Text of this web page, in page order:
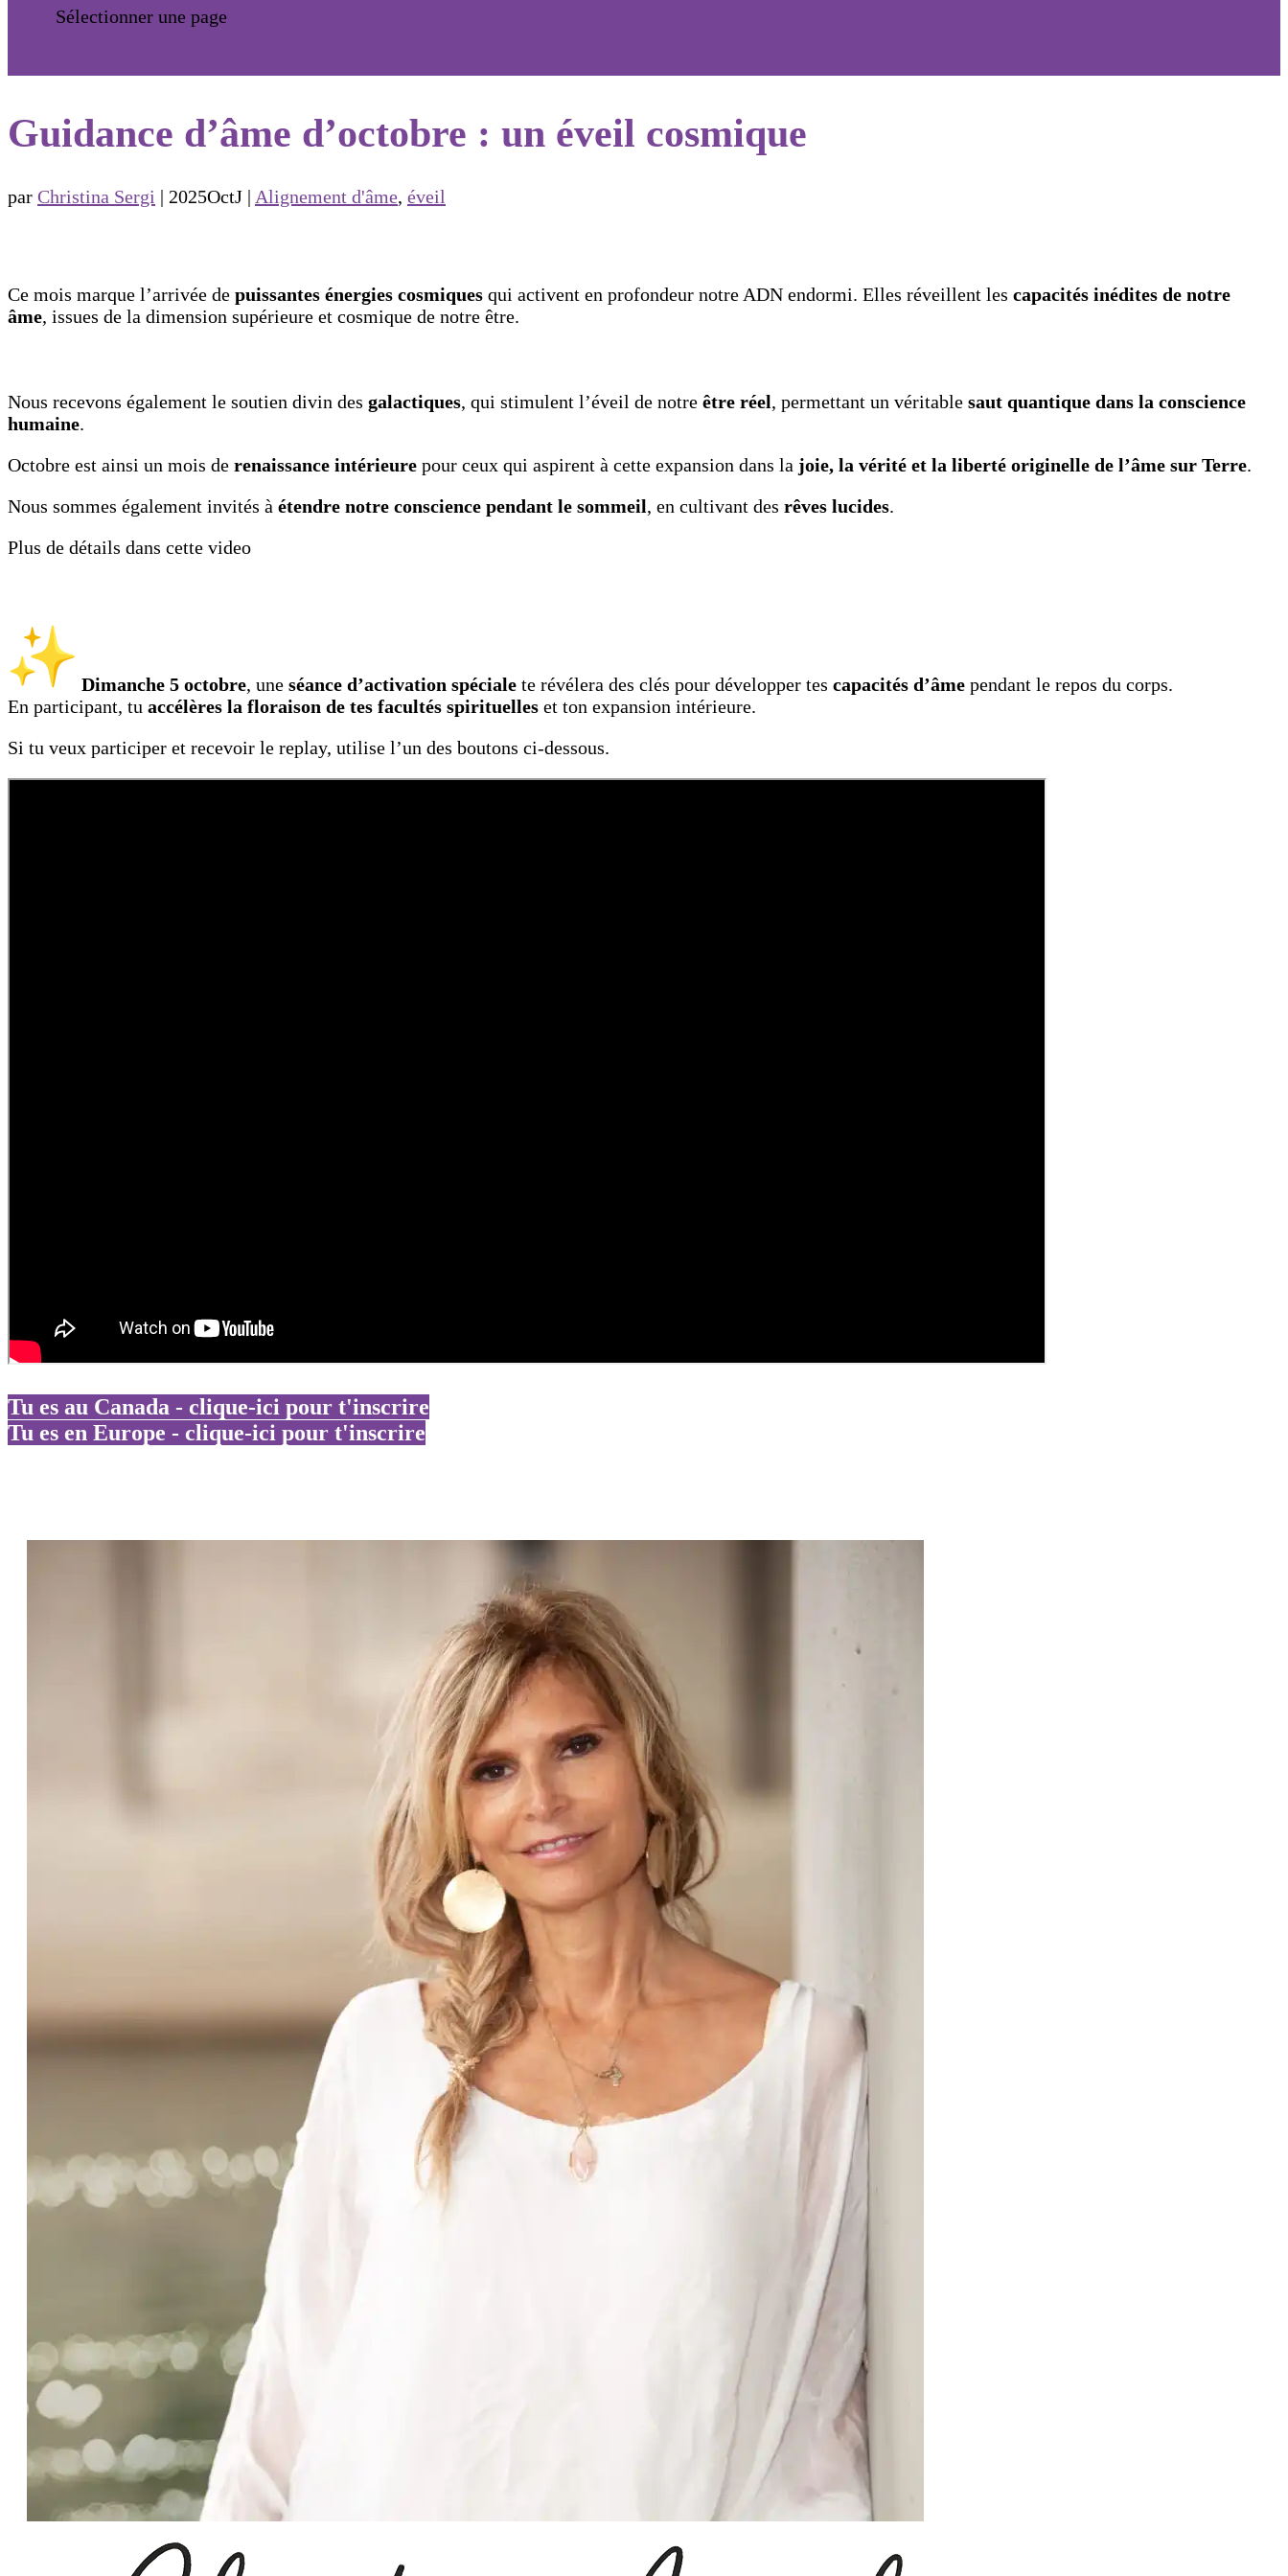
Sélectionner une page
Guidance d’âme d’octobre : un éveil cosmique
par Christina Sergi | 2025OctJ | Alignement d'âme, éveil
Ce mois marque l’arrivée de puissantes énergies cosmiques qui activent en profondeur notre ADN endormi. Elles réveillent les capacités inédites de notre
âme, issues de la dimension supérieure et cosmique de notre être.
Nous recevons également le soutien divin des galactiques, qui stimulent l’éveil de notre être réel, permettant un véritable saut quantique dans la conscience
humaine.
Octobre est ainsi un mois de renaissance intérieure pour ceux qui aspirent à cette expansion dans la joie, la vérité et la liberté originelle de l’âme sur Terre.
Nous sommes également invités à étendre notre conscience pendant le sommeil, en cultivant des rêves lucides.
Plus de détails dans cette video
Dimanche 5 octobre, une séance d’activation spéciale te révélera des clés pour développer tes capacités d’âme pendant le repos du corps.
En participant, tu accélères la floraison de tes facultés spirituelles et ton expansion intérieure.
Si tu veux participer et recevoir le replay, utilise l’un des boutons ci-dessous.
Tu es au Canada - clique-ici pour t'inscrire
Tu es en Europe - clique-ici pour t'inscrire